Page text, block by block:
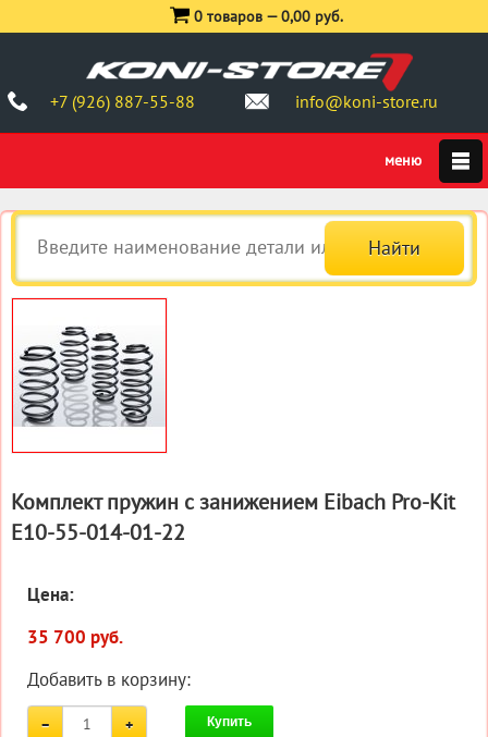
+7 (926) 887-55-88 info@koni-store.ru
0 товаров —0,00 руб.
Комплект пружин с занижением Eibach Pro-Kit
E10-55-014-01-22
Цена:
35 700 руб.
Добавить в корзину:
Купить